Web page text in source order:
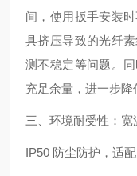
间，使用扳手安装
具挤压导致的光纤
测不稳定等问题。
充足余量，进一步降
三、环境耐受性：
IP50 防尘防护，适